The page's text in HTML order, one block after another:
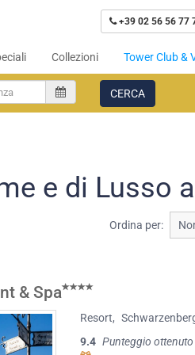
+39 02 56 56 77
Collezioni Tower Club &
CERCA
e di Lusso
Ordina per:
& Spa
Resort,
9.4 Punteggio